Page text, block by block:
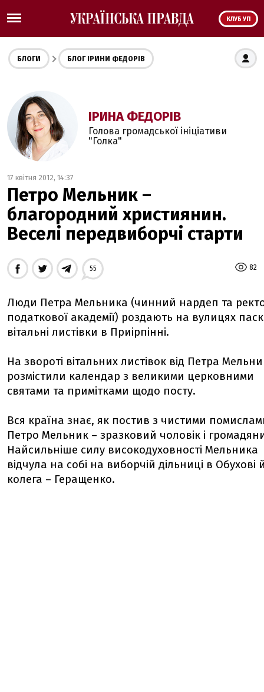
КЛУБ УП
БЛОГИ БЛОГ ІРИНИ ФЕДОРІВ
ІРИНА ФЕДОРІВ
Голова громадської ініціативи
"Голка"
17 квітня 2012, 14:37
Петро Мельник –
благородний християнин.
Веселі передвиборчі старти
82
55
Люди Петра Мельника (чинний нардеп та
податкової академії) роздають на вулицях
вітальні листівки в Приірпінні.
На звороті вітальних листівок від Петра
розмістили календар з великими церковними
святами та примітками щодо посту.
Вся країна знає, як постив з чистими
Петро Мельник – зразковий чоловік і
Найсильніше силу високодуховності Мельника
відчула на собі на виборчій дільниці в Обухові
колега – Геращенко.